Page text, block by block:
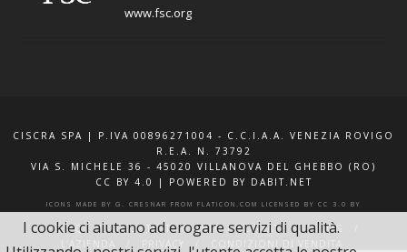
www.fsc.org
CISCRA SPA | P.IVA 00896271004 - C.C.I.A.A. VENEZIA ROVIGO
R.E.A. N. 73792
VIA S. MICHELE 36 - 45020 VILLANOVA DEL GHEBBO (RO)
CC BY 4.0
| POWERED BY DABIT.NET
ICONS MADE BY G. CRESNAR FROM FLATICON.COM LICENSED BY CC 3.0 BY
F.A.Q. XQUOTE.IT INFO E CONTATTI
BLOG
I cookie ci aiutano ad erogare servizi di qualità.